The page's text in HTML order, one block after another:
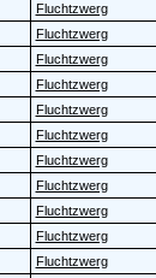
Fluchtzwerg
Fluchtzwerg
Fluchtzwerg
Fluchtzwerg
Fluchtzwerg
Fluchtzwerg
Fluchtzwerg
Fluchtzwerg
Fluchtzwerg
Fluchtzwerg
Fluchtzwerg